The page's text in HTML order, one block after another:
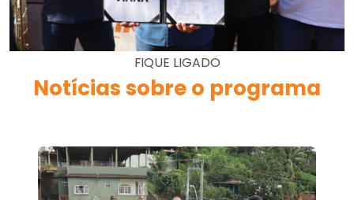
FIQUE LIGADO
Notícias sobre o programa